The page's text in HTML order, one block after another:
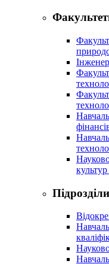
Підрозділи